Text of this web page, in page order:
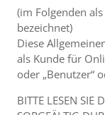
(im Folgenden
bezeichnet)
Diese
als Kunde für
oder „Benutzer“
BITTE LESEN SIE